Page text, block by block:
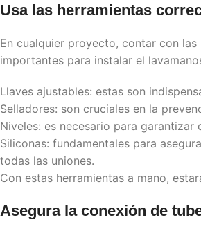
Usa las herramientas
En cualquier proyecto, contar con
importantes para instalar el
Llaves ajustables: estas son
Selladores: son cruciales en la
Niveles: es necesario para
Siliconas: fundamentales para
todas las uniones.
Con estas herramientas a mano,
Asegura la conexión de